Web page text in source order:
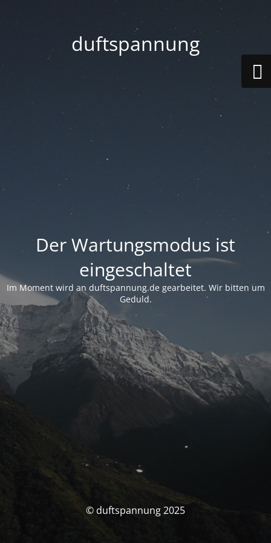
duftspannung
Der Wartungsmodus ist
eingeschaltet
Im Moment wird an duftspannung.de gearbeitet. Wir bitten um
Geduld.
© duftspannung 2025